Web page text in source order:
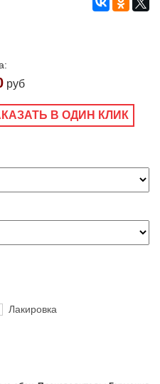
руб
В ОДИН КЛИК
Лакировка